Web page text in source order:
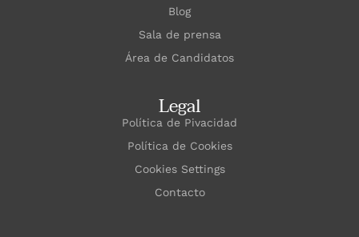
Blog
Sala de prensa
Área de Candidatos
Legal
Política de Pivacidad
Política de Cookies
Cookies Settings
Contacto